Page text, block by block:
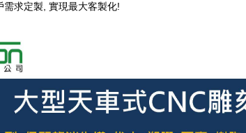
需求定製, 實現最大客製化!